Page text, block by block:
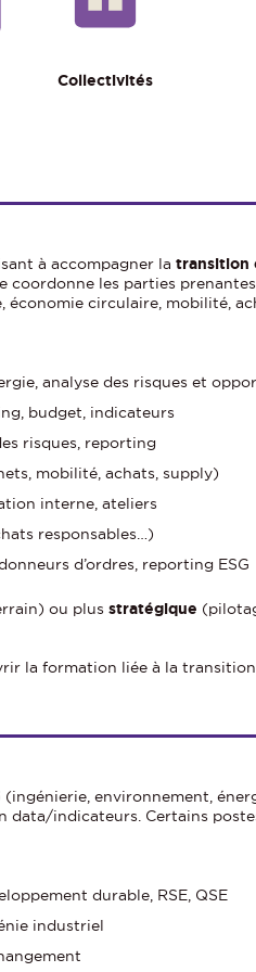
Collectivités
à accompagner la transition
les parties
circulaire, mobilité,
analyse des risques et
budget, indicateurs
risques, reporting
mobilité, achats, supply)
interne, ateliers
responsables…)
d’ordres, reporting ESG
ou plus stratégique
la formation liée à la
(ingénierie, environnement,
indicateurs. Certains
durable, RSE, QSE
industriel